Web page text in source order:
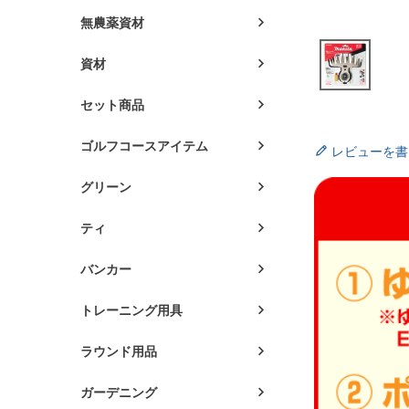
無農薬資材
資材
セット商品
ゴルフコースアイテム
グリーン
ティ
バンカー
トレーニング用具
ラウンド用品
ガーデニング
レビューを